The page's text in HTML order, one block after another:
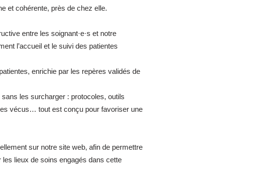
et cohérente, près de chez elle.
entre les soignant·e·s et notre
l’accueil et le suivi des patientes
enrichie par les repères validés de
les surcharger : protocoles, outils
vécus… tout est conçu pour favoriser une
sur notre site web, afin de permettre
les lieux de soins engagés dans cette